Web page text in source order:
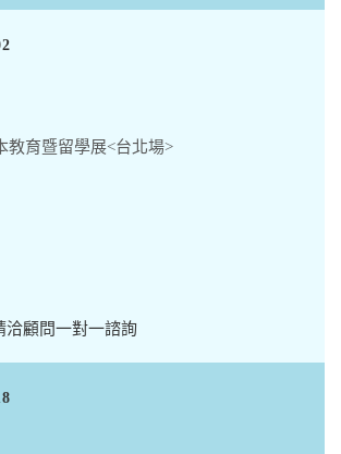
教育暨留學展<台北場>
洽顧問一對一諮詢